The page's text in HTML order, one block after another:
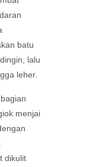
batu
lalu
leher.
menjai
dikulit